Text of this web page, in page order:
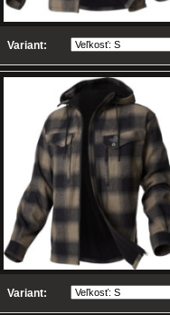
Variant:
Variant: